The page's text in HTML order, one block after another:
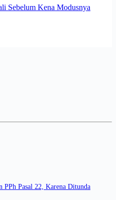
Sebelum Kena Modusnya
PPh Pasal 22, Karena Ditunda